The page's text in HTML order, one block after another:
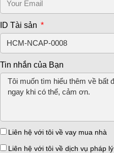
ID Tài sản
Tin nhắn của Bạn
Liên hệ với tôi về vay mua nhà
Liên hệ với tôi về dịch vụ pháp lý